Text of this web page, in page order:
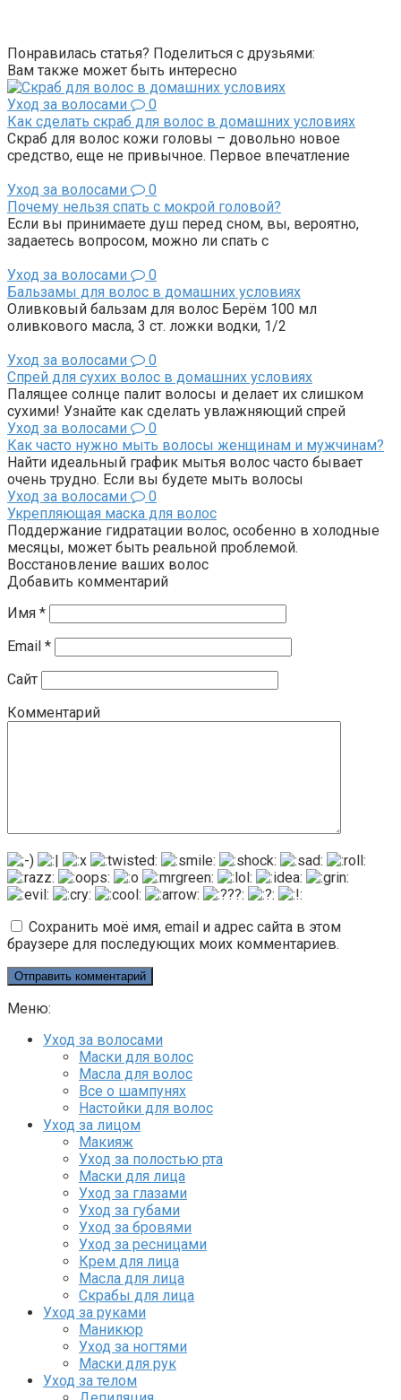
Понравилась статья? Поделиться с друзьями:
Вам также может быть интересно
Уход за волосами
0
Как сделать скраб для волос в домашних условиях
Скраб для волос кожи головы – довольно новое
средство, еще не привычное. Первое впечатление
Уход за волосами
0
Почему нельзя спать с мокрой головой?
Если вы принимаете душ перед сном, вы, вероятно,
задаетесь вопросом, можно ли спать с
Уход за волосами
0
Бальзамы для волос в домашних условиях
Оливковый бальзам для волос Берём 100 мл
оливкового масла, 3 ст. ложки водки, 1/2
Уход за волосами
0
Спрей для сухих волос в домашних условиях
Палящее солнце палит волосы и делает их слишком
сухими! Узнайте как сделать увлажняющий спрей
Уход за волосами
0
Как часто нужно мыть волосы женщинам и мужчинам?
Найти идеальный график мытья волос часто бывает
очень трудно. Если вы будете мыть волосы
Уход за волосами
0
Укрепляющая маска для волос
Поддержание гидратации волос, особенно в холодные
месяцы, может быть реальной проблемой.
Восстановление ваших волос
Добавить комментарий
Имя *
Email *
Сайт
Комментарий
Сохранить моё имя, email и адрес сайта в этом
браузере для последующих моих комментариев.
Меню:
Уход за волосами
Маски для волос
Масла для волос
Все о шампунях
Настойки для волос
Уход за лицом
Макияж
Уход за полостью рта
Маски для лица
Уход за глазами
Уход за губами
Уход за бровями
Уход за ресницами
Крем для лица
Масла для лица
Скрабы для лица
Уход за руками
Маникюр
Уход за ногтями
Маски для рук
Уход за телом